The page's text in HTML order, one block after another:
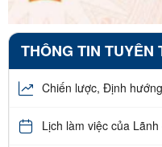
THÔNG TIN TUYÊN
Chiến lược, Định
Lịch làm việc của